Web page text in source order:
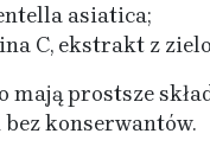
asiatica;
C, ekstrakt z
mają prostsze
konserwantów.